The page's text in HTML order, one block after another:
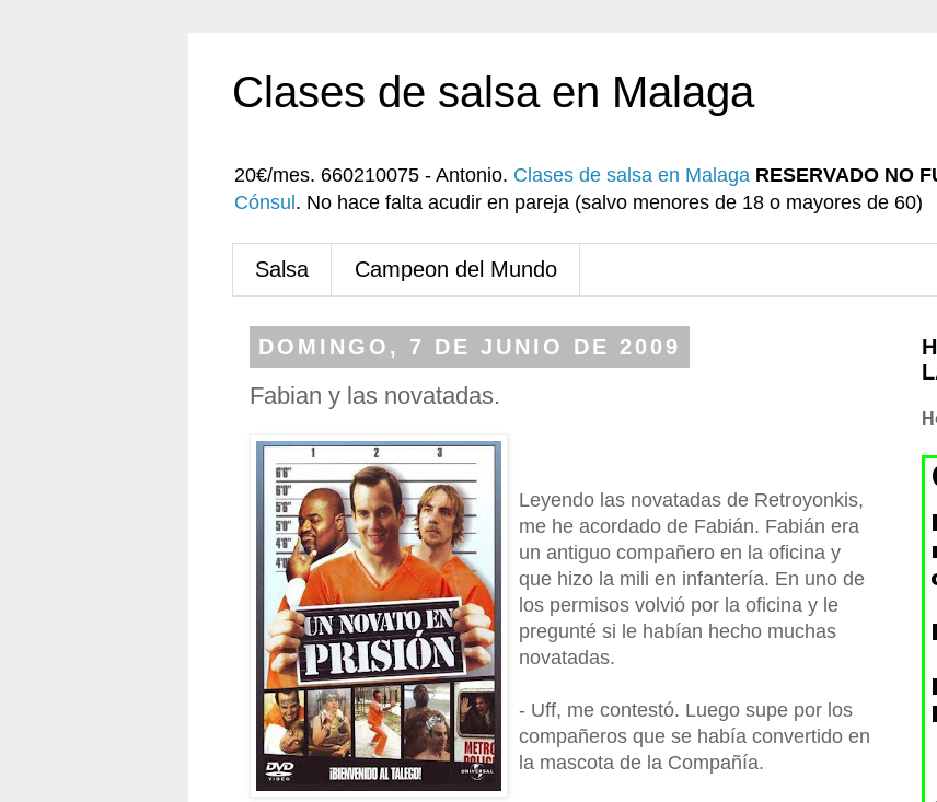
Clases de salsa en Malaga
20€/mes. 660210075 - Antonio. Clases de salsa en Malaga RESERVADO NO
Cónsul . No hace falta acudir en pareja (salvo menores de 18 o mayores de 60)
Salsa Campeon del Mundo
DOMINGO, 7 DE JUNIO DE 2009
Fabian y las novatadas.
Leyendo las novatadas de Retroyonkis,
me he acordado de Fabián. Fabián era
un antiguo compañero en la oficina y
que hizo la mili en infantería. En uno de
los permisos volvió por la oficina y le
pregunté si le habían hecho muchas
novatadas.
- Uff, me contestó. Luego supe por los
compañeros que se había convertido en
la mascota de la Compañía.